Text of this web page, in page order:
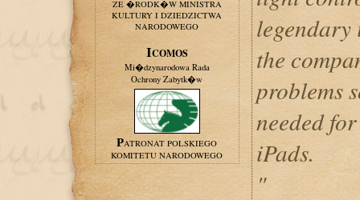
ZE �RODK�W MINISTRA
KULTURY I DZIEDZICTWA
NARODOWEGO
ICOMOS
Mi�dzynarodowa Rada
Ochrony Zabytk�w
PATRONAT POLSKIEGO
KOMITETU NARODOWEGO
legendary
the
problems
needed
iPads.
"